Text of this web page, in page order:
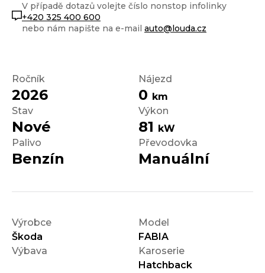
Ročník
2026
Nájezd
0 km
Stav
Nové
Výkon
81
kW
Palivo
Benzín
Převodovka
Manuální
Výrobce
Škoda
Model
FABIA
Výbava
Karoserie
Hatchback
V případě dotazů volejte číslo nonstop infolinky
+420 325 400 600
nebo nám napište na e-mail auto@louda.cz